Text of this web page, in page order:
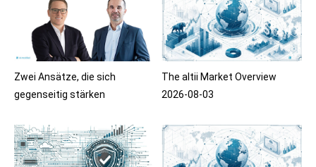
Zwei Ansätze, die sich
gegenseitig stärken
The altii Market Overview
2026-08-03